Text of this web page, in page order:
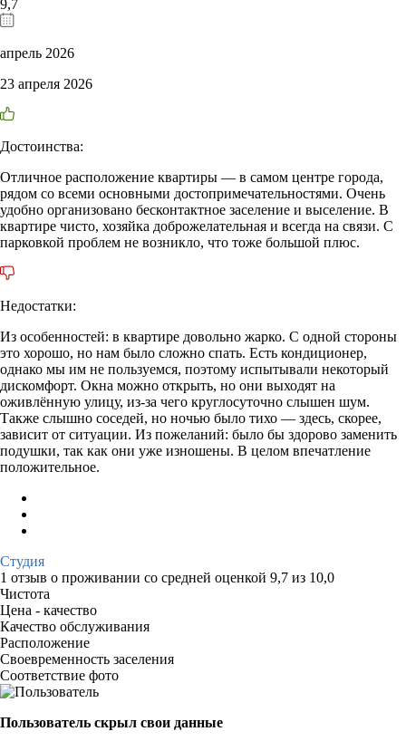
9,7
апрель 2026
23 апреля 2026
Достоинства:
Отличное расположение квартиры — в самом центре города,
рядом со всеми основными достопримечательностями. Очень
удобно организовано бесконтактное заселение и выселение. В
квартире чисто, хозяйка доброжелательная и всегда на связи. С
парковкой проблем не возникло, что тоже большой плюс.
Недостатки:
Из особенностей: в квартире довольно жарко. С одной стороны
это хорошо, но нам было сложно спать. Есть кондиционер,
однако мы им не пользуемся, поэтому испытывали некоторый
дискомфорт. Окна можно открыть, но они выходят на
оживлённую улицу, из-за чего круглосуточно слышен шум.
Также слышно соседей, но ночью было тихо — здесь, скорее,
зависит от ситуации. Из пожеланий: было бы здорово заменить
подушки, так как они уже изношены. В целом впечатление
положительное.
Студия
1 отзыв о проживании со средней оценкой 9,7 из 10,0
Чистота
Цена - качество
Качество обслуживания
Расположение
Своевременность заселения
Соответствие фото
Пользователь скрыл свои данные